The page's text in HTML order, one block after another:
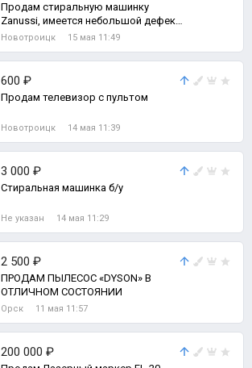
Продам стиральную машинку
Zanussi, имеется небольшой дефект,
при отжиме вибрирует.
Новотроицк 15 мая 11:49
600 ₽
Продам телевизор с пультом
Новотроицк 14 мая 11:39
3 000 ₽
Стиральная машинка б/у
Не указан 14 мая 11:29
2 500 ₽
ПРОДАМ ПЫЛЕСОС «DYSON» В
ОТЛИЧНОМ СОСТОЯНИИ
Орск 11 мая 11:57
200 000 ₽